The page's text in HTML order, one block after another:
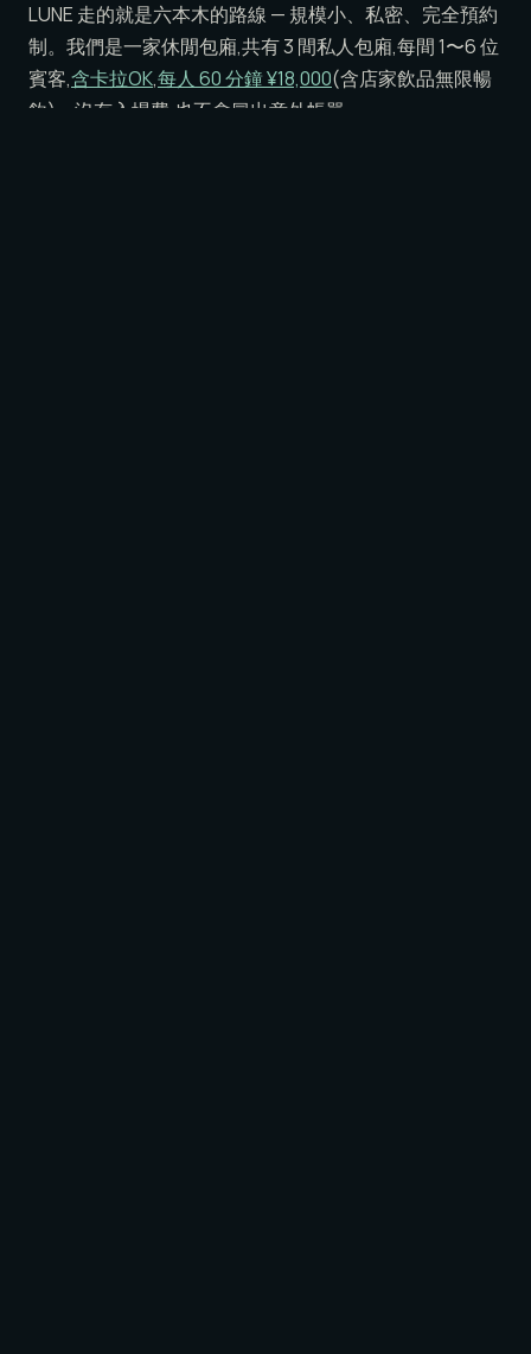
LUNE 走的就是六本木的路線 — 規模小、私密、完全預約
制。我們是一家休閒包廂,共有 3 間私人包廂,每間 1〜6 位
賓客,含卡拉OK,每人 60 分鐘 ¥18,000(含店家飲品無限暢
飲)。沒有入場費,也不會冒出意外帳單。